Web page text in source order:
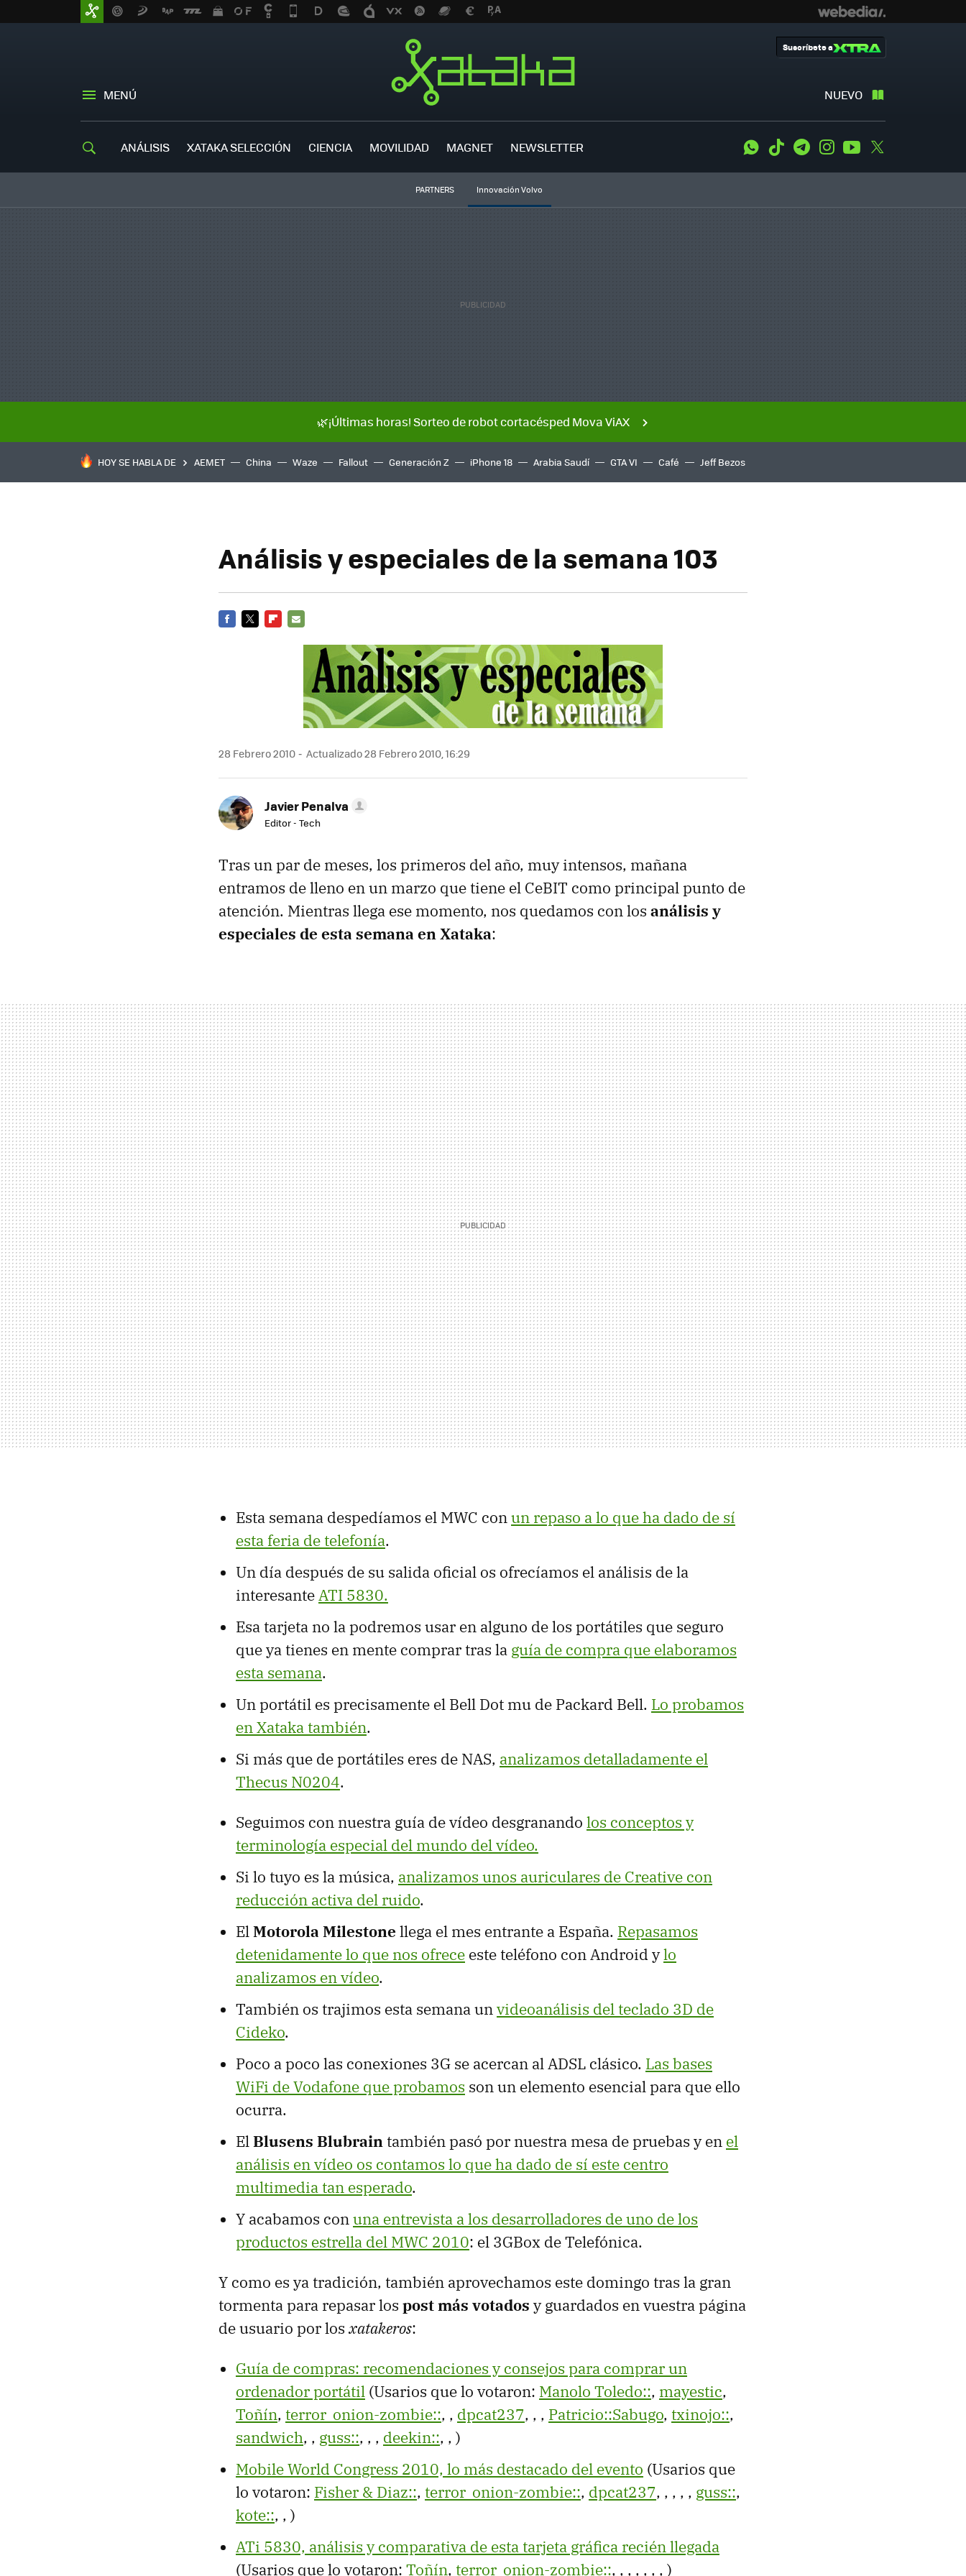
MENÚ NUEVO
Suscríbete a
ANÁLISIS XATAKA SELECCIÓN CIENCIA MOVILIDAD MAGNET NEWSLETTER WhatsApp
Tiktok TelegramInstagramYoutube
PARTNERS Innovación Volvo
🌿¡Últimas horas! Sorteo de robot cortacésped Mova ViAX
HOY SE HABLA DE AEMET China Waze Fallout Generación Z iPhone 18 Arabia Saudí GTA VI Café Jeff Bezos
Análisis y especiales de la semana 103
28 Febrero 2010 Actualizado 28 Febrero 2010, 16:29
Javier Penalva
Editor - Tech
Tras un par de meses, los primeros del año, muy intensos, mañana
entramos de lleno en un marzo que tiene el CeBIT como principal punto de
atención. Mientras llega ese momento, nos quedamos con los análisis y
especiales de esta semana en Xataka:
Esta semana despedíamos el MWC conun repaso a lo que ha dado de sí
esta feria de telefonía.
Un día después de su salida oficial os ofrecíamos el análisis de la
interesanteATI 5830.
Esa tarjeta no la podremos usar en alguno de los portátiles que seguro
que ya tienes en mente comprar tras la guía de compra que elaboramos
esta semana.
Un portátil es precisamente el Bell Dot mu de Packard Bell. Lo probamos
en Xataka también.
Si más que de portátiles eres de NAS, analizamos detalladamente el
Thecus N0204.
Seguimos con nuestra guía de vídeo desgranando los conceptos y
terminología especial del mundo del vídeo.
Si lo tuyo es la música, analizamos unos auriculares de Creative con
reducción activa del ruido.
ElMotorola Milestone llega el mes entrante a España. Repasamos
detenidamente lo que nos ofrece este teléfono con Android ylo
analizamos en vídeo.
También os trajimos esta semana unvideoanálisis del teclado 3D de
Cideko.
Poco a poco las conexiones 3G se acercan al ADSL clásico. Las bases
WiFi de Vodafone que probamos son un elemento esencial para que ello
ocurra.
ElBlusens Blubrain también pasó por nuestra mesa de pruebas y en el
análisis en vídeo os contamos lo que ha dado de sí este centro
multimedia tan esperado.
Y acabamos conuna entrevista a los desarrolladores de uno de los
productos estrella del MWC 2010: el 3GBox de Telefónica.
Y como es ya tradición, también aprovechamos este domingo tras la gran
tormenta para repasar los post más votados y guardados en vuestra página
de usuario por los xatakeros:
Guía de compras: recomendaciones y consejos para comprar un
ordenador portátil (Usarios que lo votaron: Manolo Toledo::, mayestic,
Toñín, terror_onion-zombie::, , dpcat237, , , Patricio::Sabugo, txinojo::,
sandwich, , guss::, , , deekin::, , )
Mobile World Congress 2010, lo más destacado del evento (Usarios que
lo votaron: Fisher & Diaz::, terror_onion-zombie::, dpcat237, , , , , guss::,
kote::, , )
ATi 5830, análisis y comparativa de esta tarjeta gráfica recién llegada
(Usarios que lo votaron: Toñín, terror_onion-zombie::, , , , , , , )